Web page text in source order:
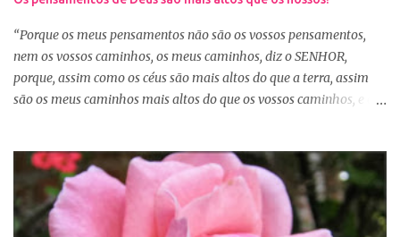
sabemos que Deus é perfeito e tem o melhor para nós. Consagrar
tudo a Deus e fazer a Sua vontade, é a garantia de que tudo dará
certo. Logo pela manhã, consagre s...
“Porque os meus pensamentos não são os vossos pensamentos,
nem os vossos caminhos, os meus caminhos, diz o SENHOR,
porque, assim como os céus são mais altos do que a terra, assim
são os meus caminhos mais altos do que os vossos caminhos, e os
poderemos ser surpreendidos ou decepcionados com a maneira de
Deus agir. Deus não age conforme a ótica humana. Às vezes
pedimos algo a Deus sem saber se é a vontade d’Ele para nossa
vida, claro que podemos pedir, mas a vontade de Deus sempre